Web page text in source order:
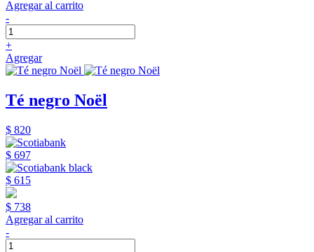
Agregar al carrito
-
+
Agregar
Té negro Noël
$ 820
$ 697
$ 615
$ 738
Agregar al carrito
-